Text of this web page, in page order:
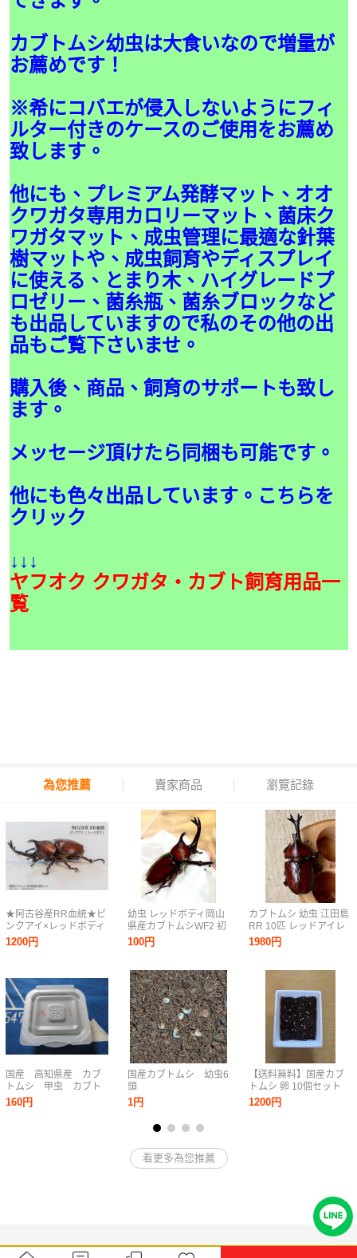
カブトムシ幼虫は大食いなので増量が
お薦めです！
※希にコバエが侵入しないようにフィ
ルター付きのケースのご使用をお薦め
致します。
他にも、プレミアム発酵マット、オオ
クワガタ専用カロリーマット、菌床ク
ワガタマット、成虫管理に最適な針葉
樹マットや、成虫飼育やディスプレイ
に使える、とまり木、ハイグレードプ
ロゼリー、菌糸瓶、菌糸ブロックなど
も出品していますので私のその他の出
品もご覧下さいませ。
購入後、商品、飼育のサポートも致し
ます。
メッセージ頂けたら同梱も可能です。
他にも色々出品しています。こちらを
クリック
↓↓↓
ヤフオク クワガタ・カブト飼育用品一
覧
為您推薦 賣家商品 瀏覽記錄
★阿古谷産RR血統★ピ
ンクアイ×レッドボディ
国産カブトムシ幼虫5頭
初〜2令 CBF4 親
1200円
国産 高知県産 カブ
トムシ 甲虫 カブト
虫 タマゴ 卵 ４
個 夏休み 宿題 A-
160円
幼虫 レッドボディ岡山
県産カブトムシWF2 初
令〜2令幼虫20頭
100円
国産カブトムシ 幼虫6
頭
1円
カブトムシ 幼虫 江田島
RR 10匹 レッドアイレ
ッドボディ
1980円
【送料無料】国産カブ
トムシ 卵 10個セット
甑島産 F2 国産カブトム
シの卵 飼育カップ入
1200円
看更多為您推薦